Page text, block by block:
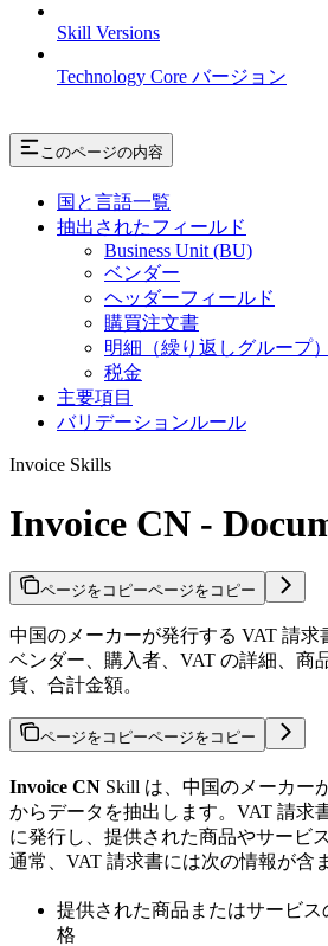
Skill Versions
Technology Core バージョン
このページの内容
国と言語一覧
抽出されたフィールド
Business Unit (BU)
ベンダー
ヘッダーフィールド
購買注文書
明細（繰り返しグループ）
税金
主要項目
バリデーションルール
Invoice Skills
Invoice CN -
ページをコピーページをコピー
中国のメーカーが発行する VAT 請
ベンダー、購入者、VAT の詳細、商
貨、合計金額。
ページをコピーページをコピー
Invoice CN Skill は、中国のメーカー
からデータを抽出します。VAT 請求
に発行し、提供された商品やサービ
通常、VAT 請求書には次の情報が含
提供された商品またはサービ
格